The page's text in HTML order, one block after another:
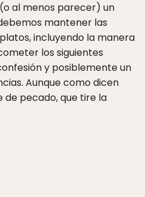
al menos parecer) un
mantener las
incluyendo la manera
los siguientes
y posiblemente un
Aunque como dicen
de pecado, que tire la